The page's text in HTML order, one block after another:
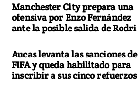
Manchester City prepara una
ofensiva por Enzo Fernández
ante la posible salida de Rodri
Aucas levanta las sanciones de
FIFA y queda habilitado para
inscribir a sus cinco refuerzos